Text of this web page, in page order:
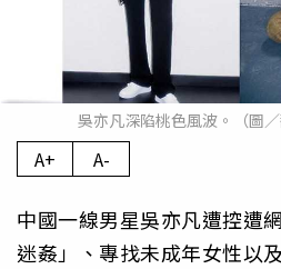
吳亦凡深陷桃色風波。（圖／
A+ A-
中國一線男星吳亦凡遭控遭
迷姦」、專找未成年女性以